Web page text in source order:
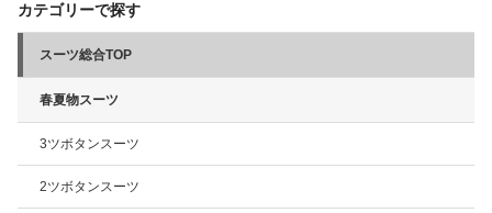
カテゴリーで探す
スーツ総合TOP
春夏物スーツ
3ツボタンスーツ
2ツボタンスーツ